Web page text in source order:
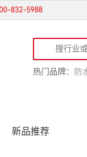
热门品牌： 防
新品推荐